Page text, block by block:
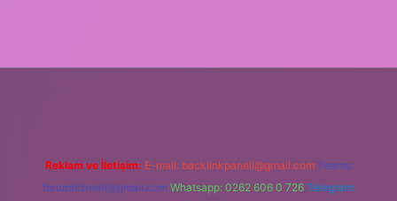
Reklam ve İletişim: E-mail: backlinkpaneli@gmail.com Teams:
forumhizmeti@gmail.com Whatsapp: 0262 606 0 726 Telegram: